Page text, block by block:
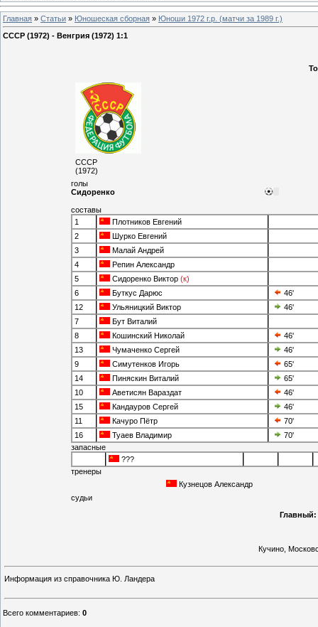
Главная » Статьи » Юношеская cборная » Юноши 1972 г.р. (матчи за 1989 г.)
СССР (1972) - Венгрия (1972) 1:1
СССР
(1972)
голы
Сидоренко
составы
1
Плотников Евгений
2
Шурко Евгений
3
Малай Андрей
4
Репин Александр
5
Сидоренко Виктор (к)
6
Буткус Дарюс
46'
12
Ульяницкий Виктор
46'
7
Бут Виталий
8
Кошинский Николай
46'
13
Чумаченко Сергей
46'
9
Симутенков Игорь
65'
14
Пиняскин Виталий
65'
10
Аветисян Вараздат
46'
15
Кандауров Сергей
46'
11
Качуро Пётр
70'
16
Туаев Владимир
70'
запасные
???
тренеры
Кузнецов Александр
судьи
Кучино,
Информация из справочника Ю. Ландера
Всего комментариев: 0